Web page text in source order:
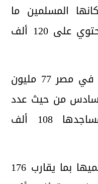
المسلمين ما
يقارب 167 ألف مسلم، وتحتوي على 120 ألف
ـ مصر: يبلغ عدد المسلمين في مصر 77 مليون
من حيث عدد
المسلمين، ويبلغ عدد مساجدها 108 ألف
ـ الهند: حيث يُقدرعدد مسلميها بما يقارب 176